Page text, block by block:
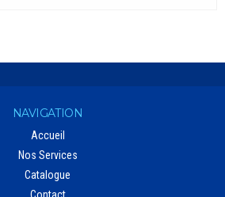
NAVIGATION
Accueil
Nos Services
Catalogue